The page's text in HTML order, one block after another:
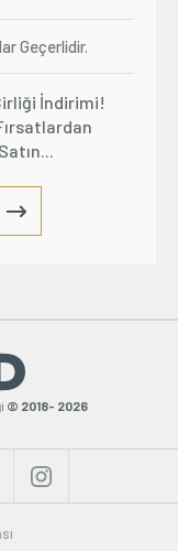
Geçerlidir.
İndirimi!
© 2018- 2026